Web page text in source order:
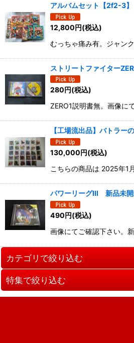
アルバムセット【2f2-3】
12,800円(税込)
むっちゃ痛み有。ジャン
ストリートファイター
280円(税込)
ZERO1説明書無。画像に
【工場流出品】バトラ
130,000円(税込)
こちらの商品は 2025年1
パワーリーグIII 新品未
490円(税込)
画像にてご確認下さい。
カテゴリで絞り込む
スリーブ
特集で絞り込む